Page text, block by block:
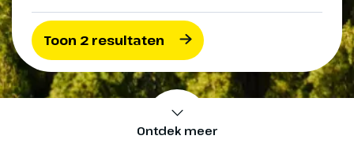
Ontdek meer
Toon 2 resultaten